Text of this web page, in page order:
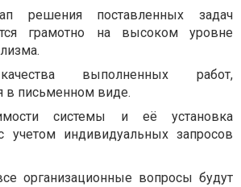
решения поставленных задач
грамотно на высоком уровне
выполненных работ,
в письменном виде.
системы и её установка
учетом индивидуальных запросов
организационные вопросы будут